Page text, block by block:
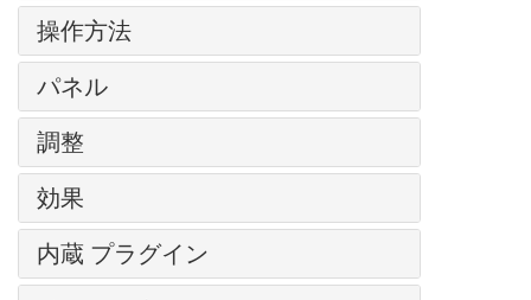
パス上にテキスト
調整レイヤー
バッチ処理
人物の水彩画
スーパーヒーローの水彩画ポスター
コミック風の絵
輝くイラスト
クローンスタンプ
操作方法
インストール方法: Windows
インストール方法: Mac
インストール方法: Linux
プログラムの登録
ワークスペース
操作方法
新規イメージの作成
パネル
ナビゲーター
ツールバー
レイヤー
レイヤー効果
レイヤー マスク
調整
レベル
カーブ
明るさ/コントラスト
露出度
効果
芸術的効果
— コミック
内蔵 プラグイン